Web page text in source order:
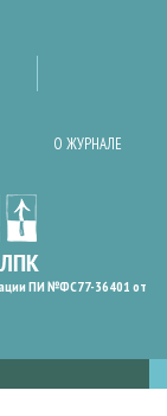
О ЖУРНАЛЕ
ПИ №ФС77-36401 от